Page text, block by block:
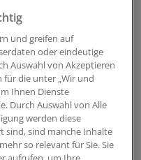
dann bei der
den Bundesverband
(1981) kam er dann
Weggefährten
den Bergh: "Helmut
Effeff. Er schreibt
Zeitung‘. Er gehört
und greifen auf
oder eindeutige
Auswahl von Akzeptieren
für die unter „Wir und
Ihnen Dienste
Durch Auswahl von Alle
werden diese
sind, sind manche Inhalte
so relevant für Sie. Sie